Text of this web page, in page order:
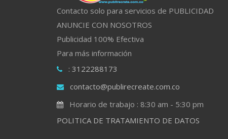
Contacto solo para servicios de PUBLICIDAD
ANUNCIE CON NOSOTROS
Publicidad 100% Efectiva
Para más información
: 3122288173
contacto@publirecreate.com.co
Horario de trabajo : 8:30 am - 5:30 pm
POLITICA DE TRATAMIENTO DE DATOS